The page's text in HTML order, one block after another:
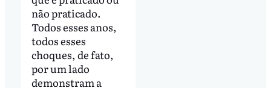
não praticado.
Todos esses anos,
todos esses
choques, de fato,
por um lado
demonstram a